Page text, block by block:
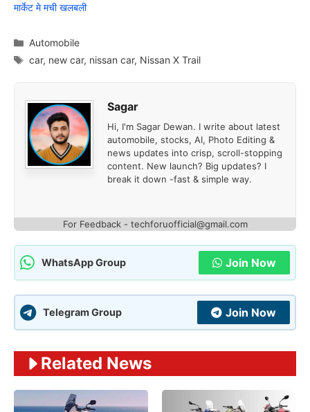
मार्केट मे मची खलबली
Categories
Automobile
Tags
car, new car, nissan car, Nissan X Trail
Sagar
Hi, I'm Sagar Dewan. I write about latest
automobile, stocks, AI, Photo Editing &
news updates into crisp, scroll-stopping
content. New launch? Big updates? I
break it down -fast & simple way.
For Feedback - techforuofficial@gmail.com
WhatsApp Group Join Now
Telegram Group Join Now
Related News